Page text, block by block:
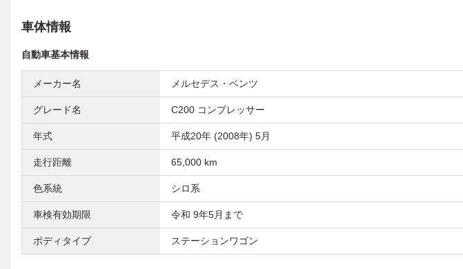
車体情報
自動車基本情報
メーカー名 メルセデス・ベンツ
グレード名 C200 コンプレッサー
年式 平成20年 (2008年) 5月
走行距離 65,000 km
色系統 シロ系
車検有効期限 令和 9年5月まで
ボディタイプ ステーションワゴン